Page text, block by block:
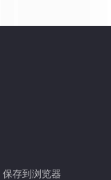
保存到浏览器